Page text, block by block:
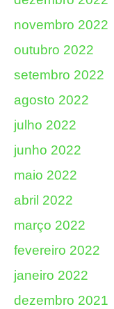
novembro 2022
outubro 2022
setembro 2022
agosto 2022
julho 2022
junho 2022
maio 2022
abril 2022
março 2022
fevereiro 2022
janeiro 2022
dezembro 2021